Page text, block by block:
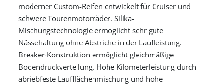
moderner Custom-Reifen entwickelt für Cruiser und
schwere Tourenmotorräder. Silika-
Mischungstechnologie ermöglicht sehr gute
Nässehaftung ohne Abstriche in der Laufleistung.
Breaker-Konstruktion ermöglicht gleichmäßige
Bodendruckverteilung. Hohe Kilometerleistung durch
abriebfeste Laufflächenmischung und hohe